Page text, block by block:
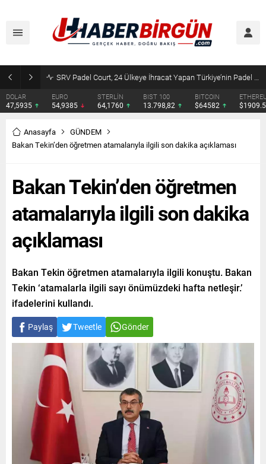
SRV Padel Court, 24 Ülkeye İhracat Yapan Türkiye’nin Padel Kortu Üretim Gücü
DOLAR
47,5935
EURO
54,9385
STERLİN
64,1760
BIST 100
13.798,82
BITCOIN
$64582
Anasayfa
GÜNDEM
Bakan Tekin’den öğretmen atamalarıyla ilgili son dakika açıklaması
Bakan Tekin’den öğretmen
atamalarıyla ilgili son dakika
açıklaması
Bakan Tekin öğretmen atamalarıyla ilgili konuştu. Bakan
Tekin ‘atamalarla ilgili sayı önümüzdeki hafta netleşir.’
ifadelerini kullandı.
Paylaş Tweetle Gönder